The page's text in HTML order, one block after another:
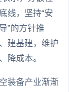
线，坚持“安
”的方针推
建基建，维护
降成本。
装备产业渐渐